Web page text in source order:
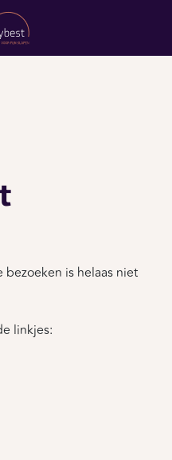
is helaas niet
linkjes: